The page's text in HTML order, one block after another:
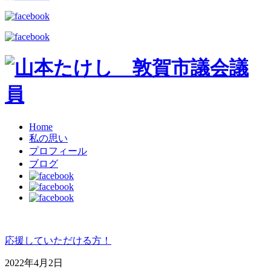
Home
私の思い
プロフィール
ブログ
応援していただける方！
2022年4月2日